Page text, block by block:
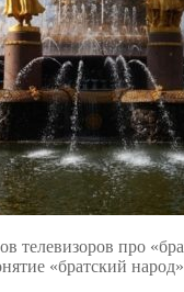
телевизоров про
«братский